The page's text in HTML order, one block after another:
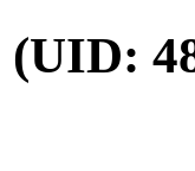
(UID: